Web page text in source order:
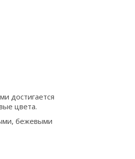
достигается
цвета.
бежевыми